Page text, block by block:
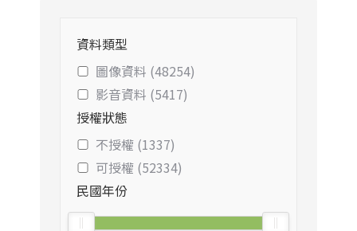
資料類型
圖像資料 (48254)
影音資料 (5417)
授權狀態
不授權 (1337)
可授權 (52334)
民國年份